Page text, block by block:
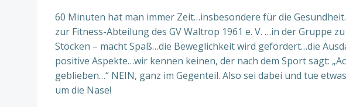
60 Minuten hat man immer Zeit…insbesondere für die
zur Fitness-Abteilung des GV Waltrop 1961 e. V. …in der Gruppe
Stöcken – macht Spaß…die Beweglichkeit wird gefördert…die
positive Aspekte…wir kennen keinen, der nach dem Sport sagt:
geblieben…“ NEIN, ganz im Gegenteil. Also sei dabei und tue
um die Nase!